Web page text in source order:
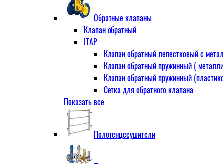
Угловой
Тройник
Тройник переходной
Тройник равный
Угольник
ВВ
ВН
Удлинитель потока для радиатора
Обратные клапаны
Клапан обратный
ITAP
Клапан обратный лепестковый с
Клапан обратный пружинный (
Клапан обратный пружинный
Сетка для обратного клапана
VALTEC
АДЛ
RD30 Корпус/диск - чугун РN16 (Тмакс
ЧАЗ (двухдисковые)
Показать все
Полотенцесушители